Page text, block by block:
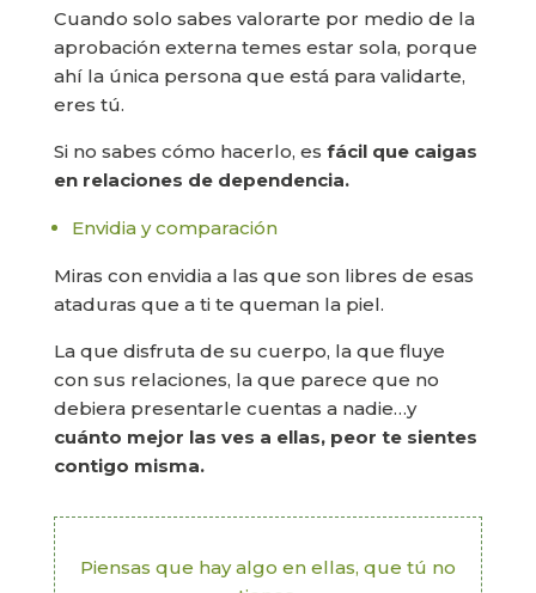
Cuando solo sabes valorarte por medio de la
aprobación externa temes estar sola, porque
ahí la única persona que está para validarte,
eres tú.
Si no sabes cómo hacerlo, es fácil que caigas
en relaciones de dependencia.
Envidia y comparación
Miras con envidia a las que son libres de esas
ataduras que a ti te queman la piel.
La que disfruta de su cuerpo, la que fluye
con sus relaciones, la que parece que no
debiera presentarle cuentas a nadie…y
cuánto mejor las ves a ellas, peor te sientes
contigo misma.
Piensas que hay algo en ellas, que tú no